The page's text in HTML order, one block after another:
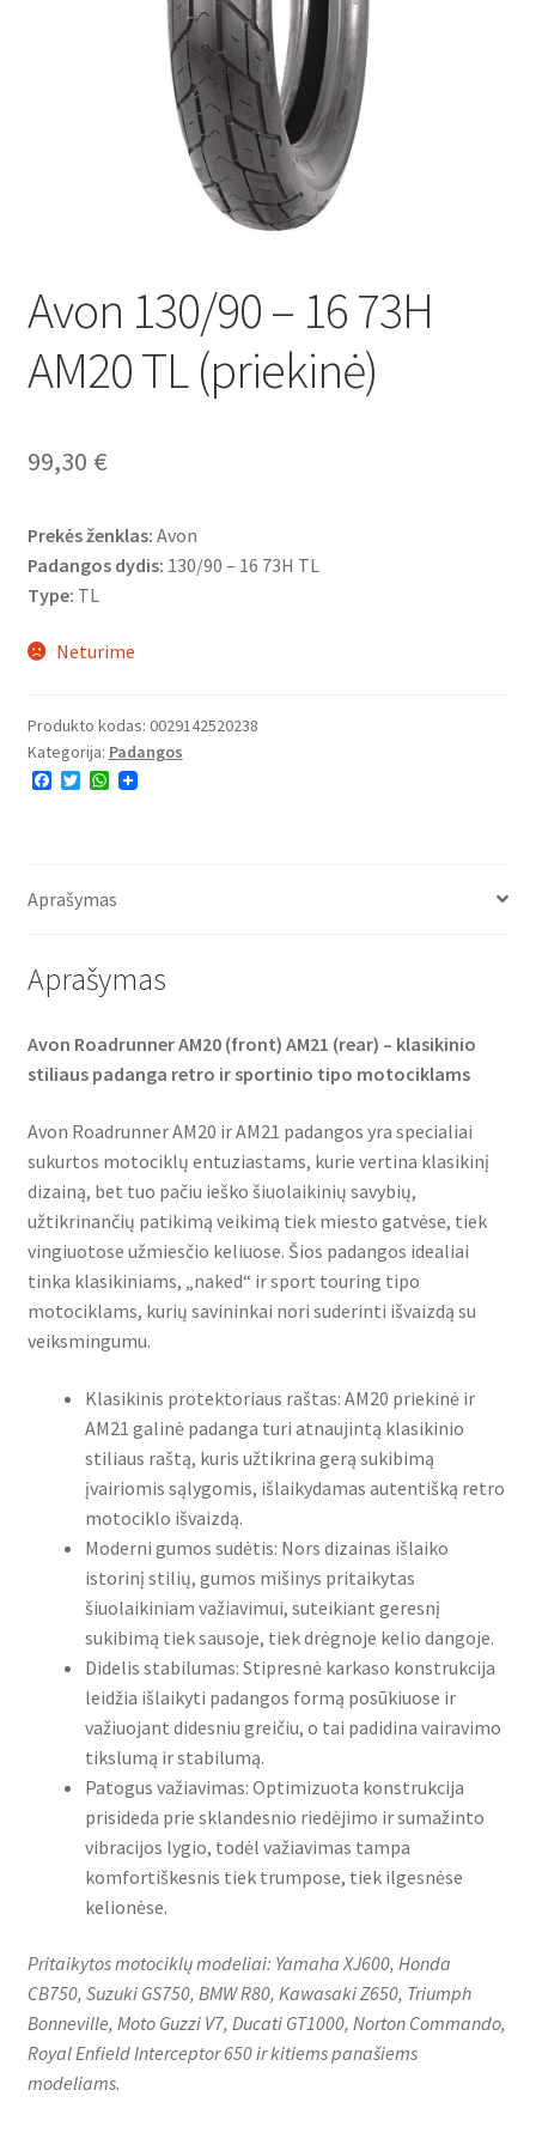
Avon 130/90 – 16 73H
AM20 TL (priekinė)
99,30 €
Prekės ženklas: Avon
Padangos dydis: 130/90 – 16 73H TL
Type: TL
Neturime
Produkto kodas: 0029142520238
Kategorija: Padangos
F
o
T
r
W
p
Aprašymas
Aprašymas
Avon Roadrunner AM20 (front) AM21 (rear) – klasikinio
stiliaus padanga retro ir sportinio tipo motociklams
Avon Roadrunner AM20 ir AM21 padangos yra specialiai
sukurtos motociklų entuziastams, kurie vertina klasikinį
dizainą, bet tuo pačiu ieško šiuolaikinių savybių,
užtikrinančių patikimą veikimą tiek miesto gatvėse, tiek
vingiuotose užmiesčio keliuose. Šios padangos idealiai
tinka klasikiniams, „naked“ ir sport touring tipo
motociklams, kurių savininkai nori suderinti išvaizdą su
veiksmingumu.
Klasikinis protektoriaus raštas: AM20 priekinė ir
AM21 galinė padanga turi atnaujintą klasikinio
stiliaus raštą, kuris užtikrina gerą sukibimą
įvairiomis sąlygomis, išlaikydamas autentišką retro
motociklo išvaizdą.
Moderni gumos sudėtis: Nors dizainas išlaiko
istorinį stilių, gumos mišinys pritaikytas
šiuolaikiniam važiavimui, suteikiant geresnį
sukibimą tiek sausoje, tiek drėgnoje kelio dangoje.
Didelis stabilumas: Stipresnė karkaso konstrukcija
leidžia išlaikyti padangos formą posūkiuose ir
važiuojant didesniu greičiu, o tai padidina vairavimo
tikslumą ir stabilumą.
Patogus važiavimas: Optimizuota konstrukcija
prisideda prie sklandesnio riedėjimo ir sumažinto
vibracijos lygio, todėl važiavimas tampa
komfortiškesnis tiek trumpose, tiek ilgesnėse
kelionėse.
Pritaikytos motociklų modeliai: Yamaha XJ600, Honda
CB750, Suzuki GS750, BMW R80, Kawasaki Z650, Triumph
Bonneville, Moto Guzzi V7, Ducati GT1000, Norton Commando,
Royal Enfield Interceptor 650 ir kitiems panašiems
modeliams.